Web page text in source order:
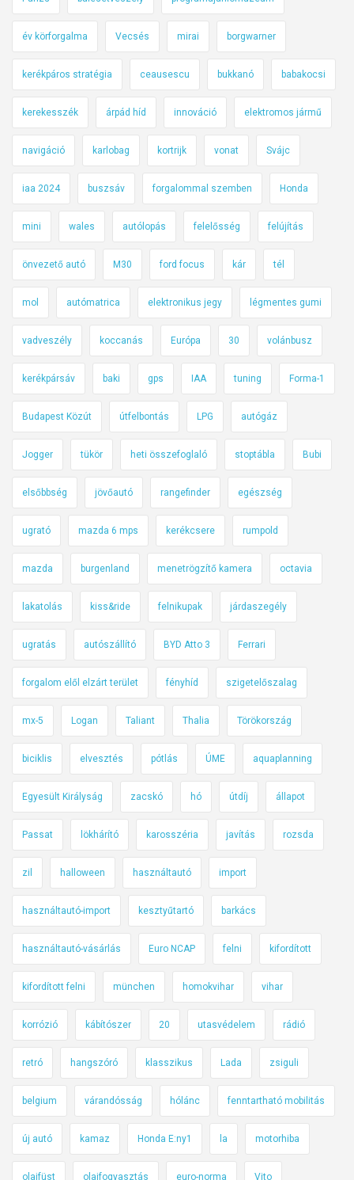
év körforgalma Vecsés mirai borgwarner
kerékpáros stratégia ceausescu bukkanó babakocsi
kerekesszék árpád híd innováció elektromos jármű
navigáció karlobag kortrijk vonat Svájc
iaa 2024 buszsáv forgalommal szemben Honda
mini wales autólopás felelősség felújítás
önvezető autó M30 ford focus kár tél
mol autómatrica elektronikus jegy légmentes gumi
vadveszély koccanás Európa 30 volánbusz
kerékpársáv baki gps IAA tuning Forma-1
Budapest Közút útfelbontás LPG autógáz
Jogger tükör heti összefoglaló stoptábla Bubi
elsőbbség jövőautó rangefinder egészség
ugrató mazda 6 mps kerékcsere rumpold
mazda burgenland menetrögzítő kamera octavia
lakatolás kiss&ride felnikupak járdaszegély
ugratás autószállító BYD Atto 3 Ferrari
forgalom elől elzárt terület fényhíd szigetelőszalag
mx-5 Logan Taliant Thalia Törökország
biciklis elvesztés pótlás ÚME aquaplanning
Egyesült Királyság zacskó hó útdíj állapot
Passat lökhárító karosszéria javítás rozsda
zil halloween használtautó import
használtautó-import kesztyűtartó barkács
használtautó-vásárlás Euro NCAP felni kifordított
kifordított felni münchen homokvihar vihar
korrózió kábítószer 20 utasvédelem rádió
retró hangszóró klasszikus Lada zsiguli
belgium várandósság hólánc fenntartható mobilitás
új autó kamaz Honda E:ny1 la motorhiba
olajfüst olajfogyasztás euro-norma Vito